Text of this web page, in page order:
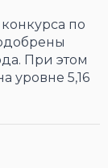
по
При этом
уровне 5,16